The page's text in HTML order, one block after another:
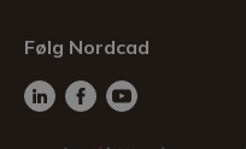
Følg Nordcad